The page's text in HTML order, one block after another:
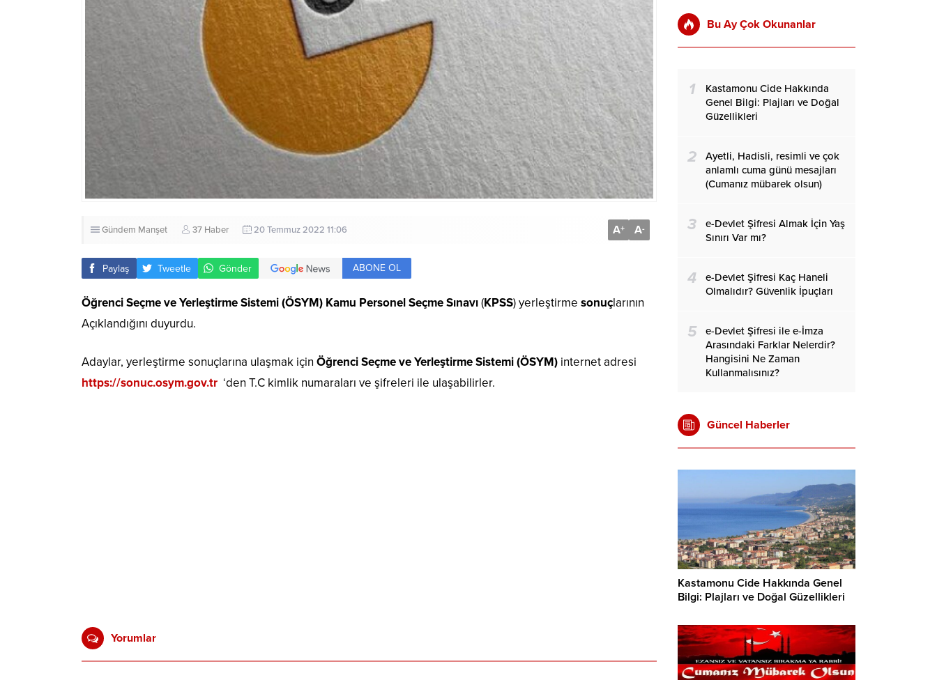
Gündem Manşet 37 Haber 20 Temmuz 2022 11:06 A+ A-
Paylaş Tweetle Gönder ABONE OL
Öğrenci Seçme ve Yerleştirme Sistemi (ÖSYM) Kamu Personel Seçme Sınavı(KPSS) yerleştirme sonuçlarının
Açıklandığını duyurdu.
Adaylar, yerleştirme sonuçlarına ulaşmak için Öğrenci Seçme ve Yerleştirme Sistemi (ÖSYM) internet adresi
https://sonuc.osym.gov.tr ‘den T.C kimlik numaraları ve şifreleri ile ulaşabilirler.
Yorumlar
Bu Ay Çok Okunanlar
1
Kastamonu Cide Hakkında
Genel Bilgi: Plajları ve Doğal
Güzellikleri
2
Ayetli, Hadisli, resimli ve çok
anlamlı cuma günü mesajları
(Cumanız mübarek olsun)
3
e-Devlet Şifresi Almak İçin Yaş
Sınırı Var mı?
4
e-Devlet Şifresi Kaç Haneli
Olmalıdır? Güvenlik İpuçları
5
e-Devlet Şifresi ile e-İmza
Arasındaki Farklar Nelerdir?
Hangisini Ne Zaman
Kullanmalısınız?
Güncel Haberler
Kastamonu Cide Hakkında Genel
Bilgi: Plajları ve Doğal Güzellikleri